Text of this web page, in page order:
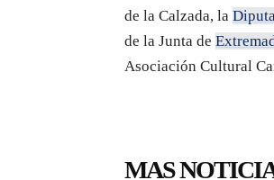
de la Calzada, la
de la Junta de
Asociación Cultural
MAS